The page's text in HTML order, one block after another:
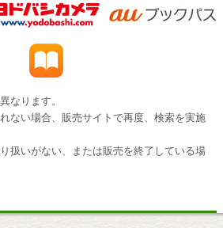
なります。
ない場合、販売サイトで再度、検索を実施
扱いがない、または販売を終了している場